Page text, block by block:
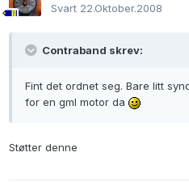
Svart 22.Oktober.2008
Contraband skrev:
Fint det ordnet seg. Bare litt
for en gml motor da
Støtter denne